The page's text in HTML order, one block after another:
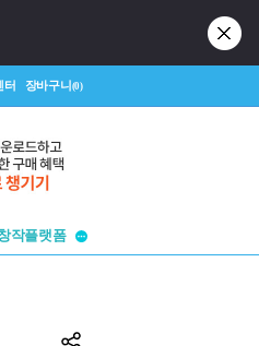
터 장바구니(0)
작플랫폼